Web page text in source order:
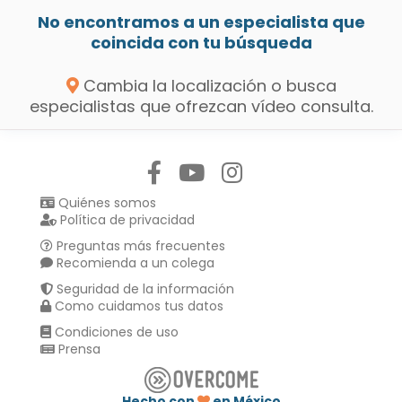
No encontramos a un especialista que
coincida con tu búsqueda
Cambia la localización o busca
especialistas que ofrezcan vídeo consulta.
Quiénes somos
Política de privacidad
Preguntas más frecuentes
Recomienda a un colega
Seguridad de la información
Como cuidamos tus datos
Condiciones de uso
Prensa